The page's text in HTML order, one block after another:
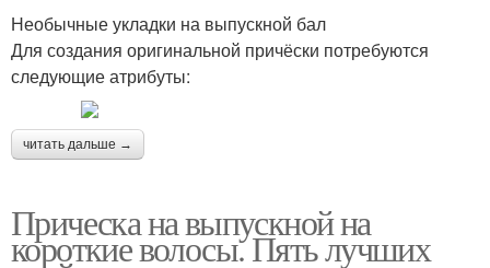
Необычные укладки на выпускной бал
Для создания оригинальной причёски потребуются
следующие атрибуты:
читать дальше →
Прическа на выпускной на
короткие волосы. Пять лучших